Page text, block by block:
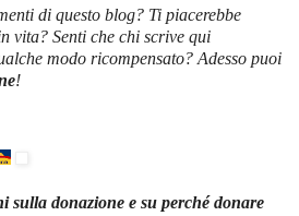
di questo blog? Ti piacerebbe
vita? Senti che chi scrive qui
modo ricompensato? Adesso puoi
!
sulla donazione e su perché donare